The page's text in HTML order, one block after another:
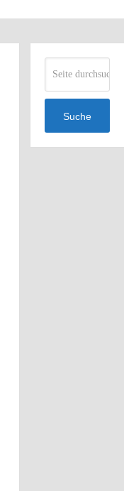
Suche